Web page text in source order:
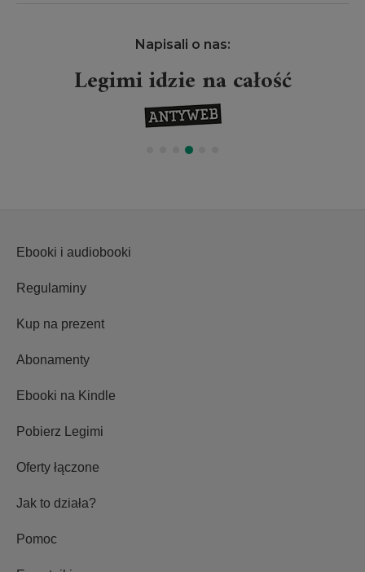
Napisali o nas:
Legimi idzie na całość
Ebooki i audiobooki
Regulaminy
Kup na prezent
Abonamenty
Ebooki na Kindle
Pobierz Legimi
Oferty łączone
Jak to działa?
Pomoc